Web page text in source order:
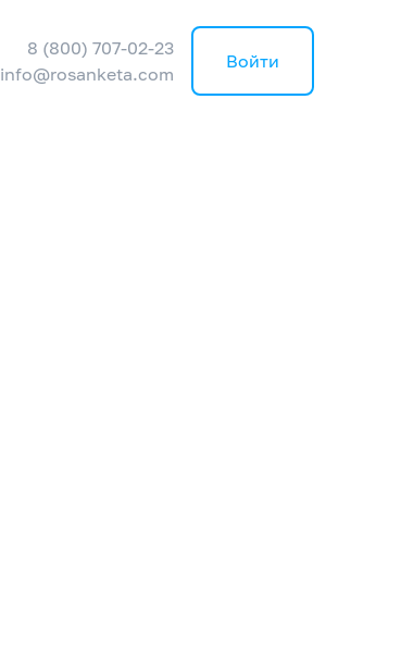
8 (800) 707-02-23
info@rosanketa.com
Войти